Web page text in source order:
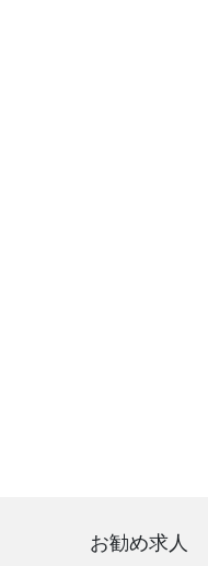
お勧め求人